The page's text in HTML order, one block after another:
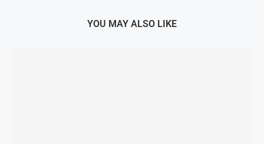
YOU MAY ALSO LIKE